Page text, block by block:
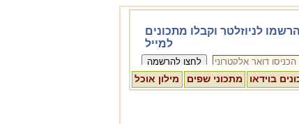
בוידאו מתכוני שפים מילון אוכל